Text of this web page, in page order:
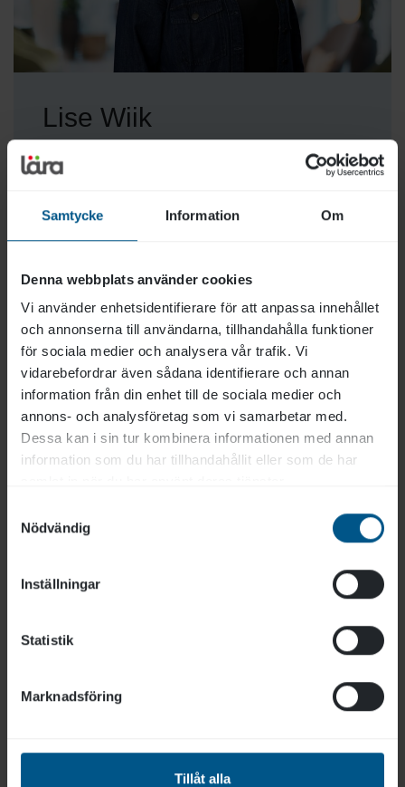
Samtycke Information Om
Denna webbplats använder cookies
Vi använder enhetsidentifierare för att anpassa innehållet
och annonserna till användarna, tillhandahålla funktioner
för sociala medier och analysera vår trafik. Vi
vidarebefordrar även sådana identifierare och annan
information från din enhet till de sociala medier och
annons- och analysföretag som vi samarbetar med.
Dessa kan i sin tur kombinera informationen med annan
information som du har tillhandahållit eller som de har
Nödvändig
Inställningar
Statistik
Marknadsföring
Tillåt alla
Lise Wiik
lise.wiik@lara.se
narges.heidari@lara.se
Administration, Redovisning